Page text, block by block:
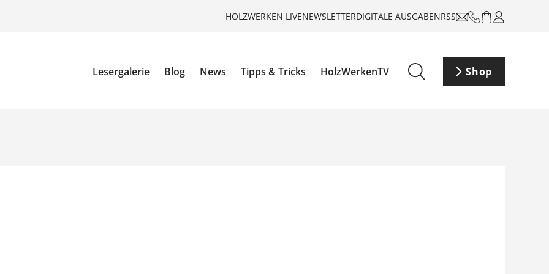
HOLZWERKEN LIVENEWSLETTERDIGITALE AUSGABENRSS
Lesergalerie Blog News Tipps & Tricks HolzWerkenTV Shop